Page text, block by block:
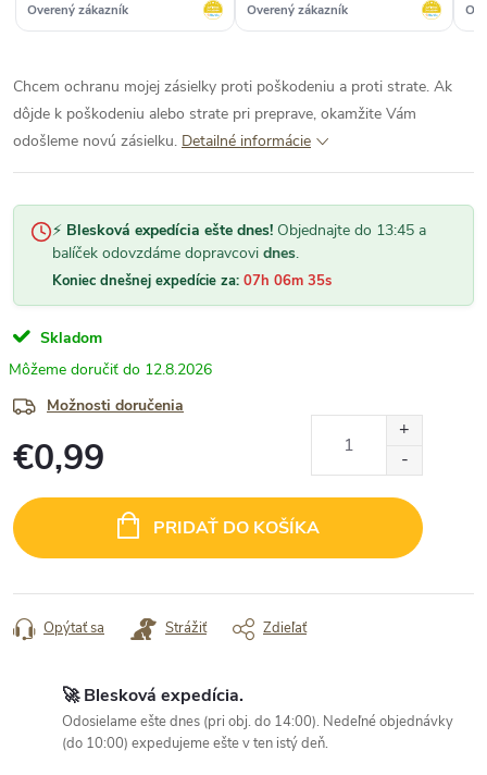
Overený zákazník Overený zákazník
Chcem ochranu mojej zásielky proti poškodeniu a proti strate. Ak
dôjde k poškodeniu alebo strate pri preprave, okamžite Vám
odošleme novú zásielku. Detailné informácie
⚡ Blesková expedícia ešte dnes! Objednajte do 13:45 a
balíček odovzdáme dopravcovi dnes.
Koniec dnešnej expedície za: 07h 06m 34s
Skladom
12.8.2026
Možnosti doručenia
€0,99
cena:
PRIDAŤ DO KOŠÍKA
Opýtať sa Strážiť Zdieľať
🚀 Blesková expedícia.
Odosielame ešte dnes (pri obj. do 14:00). Nedeľné objednávky
(do 10:00) expedujeme ešte v ten istý deň.